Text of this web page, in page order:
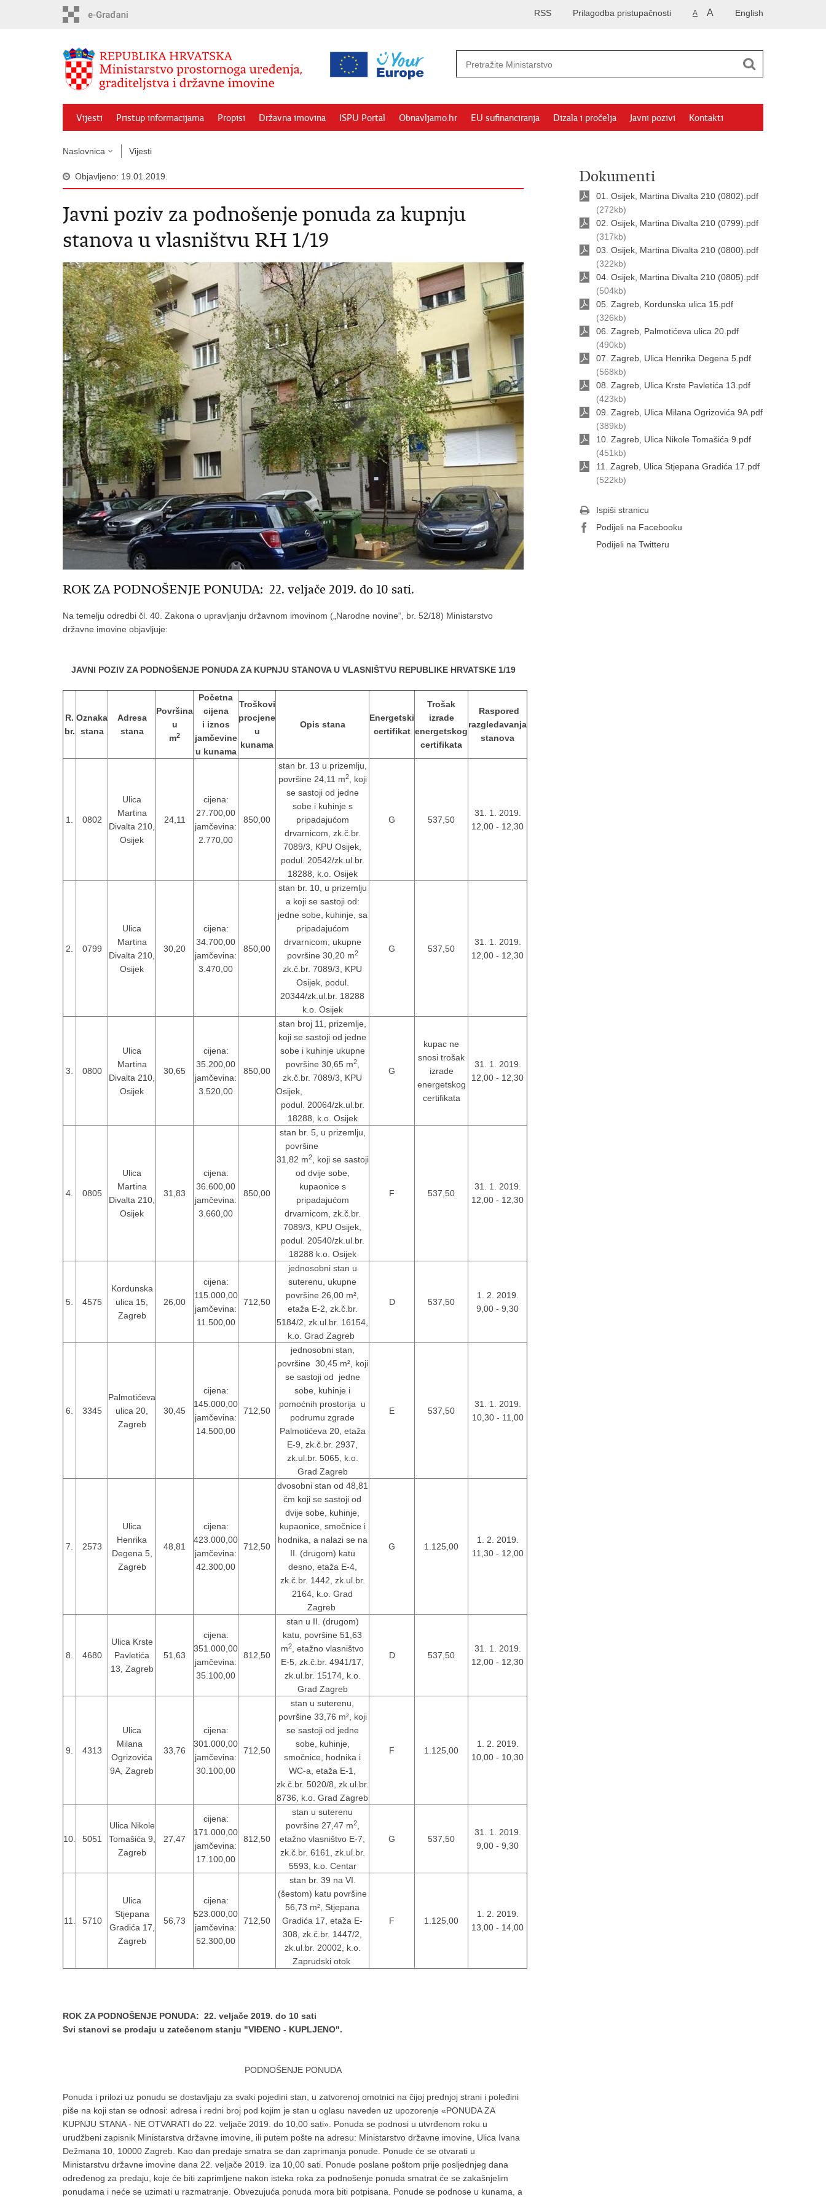
English
A A
Prilagodba pristupačnosti
RSS
Vijesti Pristup informacijama Propisi Državna imovina ISPU Portal Obnavljamo.hr EU sufinanciranja Dizala i pročelja Javni pozivi Kontakti
Naslovnica Vijesti
Objavljeno: 19.01.2019.
Javni poziv za podnošenje ponuda za kupnju
stanova u vlasništvu RH 1/19
ROK ZA PODNOŠENJE PONUDA: 22. veljače 2019. do 10 sati.
Na temelju odredbi čl. 40. Zakona o upravljanju državnom imovinom („Narodne novine“, br. 52/18) Ministarstvo
državne imovine objavljuje:
JAVNI POZIV ZA PODNOŠENJE PONUDA ZA KUPNJU STANOVA U VLASNIŠTVU REPUBLIKE HRVATSKE 1/19
R.
br.
Oznaka
stana
Adresa
stana
Površina
u
m2
Početna
cijena
i iznos
jamčevine
u kunama
Troškovi
procjene
u
kunama
Opis stana
Energetski
certifikat
Trošak
izrade
energetskog
certifikata
Raspored
razgledavanja
stanova
1. 0802
Ulica
Martina
Divalta 210,
Osijek
24,11
cijena:
27.700,00
jamčevina:
2.770,00
850,00
stan br. 13 u prizemlju,
površine 24,11 m2, koji
se sastoji od jedne
sobe i kuhinje s
pripadajućom
drvarnicom, zk.č.br.
7089/3, KPU Osijek,
podul. 20542/zk.ul.br.
18288, k.o. Osijek
G 537,50
31. 1. 2019.
12,00 - 12,30
2. 0799
Ulica
Martina
Divalta 210,
Osijek
30,20
cijena:
34.700,00
jamčevina:
3.470,00
850,00
stan br. 10, u prizemlju
a koji se sastoji od:
jedne sobe, kuhinje, sa
pripadajućom
drvarnicom, ukupne
površine 30,20 m2
zk.č.br. 7089/3, KPU
Osijek, podul.
20344/zk.ul.br. 18288
k.o. Osijek
G 537,50
31. 1. 2019.
12,00 - 12,30
3. 0800
Ulica
Martina
Divalta 210,
Osijek
30,65
cijena:
35.200,00
jamčevina:
3.520,00
850,00
stan broj 11, prizemlje,
koji se sastoji od jedne
sobe i kuhinje ukupne
površine 30,65 m2,
zk.č.br. 7089/3, KPU
Osijek,
podul. 20064/zk.ul.br.
18288, k.o. Osijek
G
kupac ne
snosi trošak
izrade
energetskog
certifikata
31. 1. 2019.
12,00 - 12,30
4. 0805
Ulica
Martina
Divalta 210,
Osijek
31,83
cijena:
36.600,00
jamčevina:
3.660,00
850,00
stan br. 5, u prizemlju,
površine
31,82 m2, koji se sastoji
od dvije sobe,
kupaonice s
pripadajućom
drvarnicom, zk.č.br.
7089/3, KPU Osijek,
podul. 20540/zk.ul.br.
18288 k.o. Osijek
F 537,50
31. 1. 2019.
12,00 - 12,30
5. 4575
Kordunska
ulica 15,
Zagreb
26,00
cijena:
115.000,00
jamčevina:
11.500,00
712,50
jednosobni stan u
suterenu, ukupne
površine 26,00 m²,
etaža E-2, zk.č.br.
5184/2, zk.ul.br. 16154,
k.o. Grad Zagreb
D 537,50
1. 2. 2019.
9,00 - 9,30
6. 3345
Palmotićeva
ulica 20,
Zagreb
30,45
cijena:
145.000,00
jamčevina:
14.500,00
712,50
jednosobni stan,
površine 30,45 m², koji
se sastoji od jedne
sobe, kuhinje i
pomoćnih prostorija u
podrumu zgrade
Palmotićeva 20, etaža
E-9, zk.č.br. 2937,
zk.ul.br. 5065, k.o.
Grad Zagreb
E 537,50
31. 1. 2019.
10,30 - 11,00
7. 2573
Ulica
Henrika
Degena 5,
Zagreb
48,81
cijena:
423.000,00
jamčevina:
42.300,00
712,50
dvosobni stan od 48,81
čm koji se sastoji od
dvije sobe, kuhinje,
kupaonice, smočnice i
hodnika, a nalazi se na
II. (drugom) katu
desno, etaža E-4,
zk.č.br. 1442, zk.ul.br.
2164, k.o. Grad
Zagreb
G 1.125,00
1. 2. 2019.
11,30 - 12,00
8. 4680
Ulica Krste
Pavletića
13, Zagreb
51,63
cijena:
351.000,00
jamčevina:
35.100,00
812,50
stan u II. (drugom)
katu, površine 51,63
m2
, etažno vlasništvo
E-5, zk.č.br. 4941/17,
zk.ul.br. 15174, k.o.
Grad Zagreb
D 537,50
31. 1. 2019.
12,00 - 12,30
9. 4313
Ulica
Milana
Ogrizovića
9A, Zagreb
33,76
cijena:
301.000,00
jamčevina:
30.100,00
712,50
stan u suterenu,
površine 33,76 m², koji
se sastoji od jedne
sobe, kuhinje,
smočnice, hodnika i
WC-a, etaža E-1,
zk.č.br. 5020/8, zk.ul.br.
8736, k.o. Grad Zagreb
F 1.125,00
1. 2. 2019.
10,00 - 10,30
10. 5051
Ulica Nikole
Tomašića 9,
Zagreb
27,47
cijena:
171.000,00
jamčevina:
17.100,00
812,50
stan u suterenu
površine 27,47 m2,
etažno vlasništvo E-7,
zk.č.br. 6161, zk.ul.br.
5593, k.o. Centar
G 537,50
31. 1. 2019.
9,00 - 9,30
11. 5710
Ulica
Stjepana
Gradića 17,
Zagreb
56,73
cijena:
523.000,00
jamčevina:
52.300,00
712,50
stan br. 39 na VI.
(šestom) katu površine
56,73 m², Stjepana
Gradića 17, etaža E-
308, zk.č.br. 1447/2,
zk.ul.br. 20002, k.o.
Zaprudski otok
F 1.125,00
1. 2. 2019.
13,00 - 14,00
ROK ZA PODNOŠENJE PONUDA: 22. veljače 2019. do 10 sati
Svi stanovi se prodaju u zatečenom stanju "VIĐENO - KUPLJENO".
PODNOŠENJE PONUDA
Ponuda i prilozi uz ponudu se dostavljaju za svaki pojedini stan, u zatvorenoj omotnici na čijoj prednjoj strani i poleđini
piše na koji stan se odnosi: adresa i redni broj pod kojim je stan u oglasu naveden uz upozorenje «PONUDA ZA
KUPNJU STANA - NE OTVARATI do 22. veljače 2019. do 10,00 sati». Ponuda se podnosi u utvrđenom roku u
urudžbeni zapisnik Ministarstva državne imovine, ili putem pošte na adresu: Ministarstvo državne imovine, Ulica Ivana
Dežmana 10, 10000 Zagreb. Kao dan predaje smatra se dan zaprimanja ponude. Ponude će se otvarati u
Ministarstvu državne imovine dana 22. veljače 2019. iza 10,00 sati. Ponude poslane poštom prije posljednjeg dana
određenog za predaju, koje će biti zaprimljene nakon isteka roka za podnošenje ponuda smatrat će se zakašnjelim
ponudama i neće se uzimati u razmatranje. Obvezujuća ponuda mora biti potpisana. Ponude se podnose u kunama, a
Dokumenti
01. Osijek, Martina Divalta 210 (0802).pdf
(272kb)
02. Osijek, Martina Divalta 210 (0799).pdf
(317kb)
03. Osijek, Martina Divalta 210 (0800).pdf
(322kb)
04. Osijek, Martina Divalta 210 (0805).pdf
(504kb)
05. Zagreb, Kordunska ulica 15.pdf
(326kb)
06. Zagreb, Palmotićeva ulica 20.pdf
(490kb)
07. Zagreb, Ulica Henrika Degena 5.pdf
(568kb)
08. Zagreb, Ulica Krste Pavletića 13.pdf
(423kb)
09. Zagreb, Ulica Milana Ogrizovića 9A.pdf
(389kb)
10. Zagreb, Ulica Nikole Tomašića 9.pdf
(451kb)
11. Zagreb, Ulica Stjepana Gradića 17.pdf
(522kb)
Ispiši stranicu
Podijeli na Facebooku
Podijeli na Twitteru